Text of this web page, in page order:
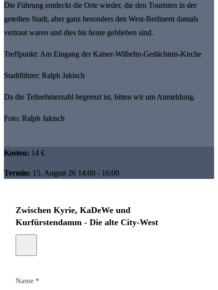
Die Führung entdeckt die Orte wieder, die den Touristen in der
geteilten Stadt, aber ganz besonders den West-Berlinern damals
vertraut waren und dies bis heute geblieben sind.
Treffpunkt: Am Eingang der Kaiser-Wilhelm-Gedächtnis-Kirche
Stadtführer: Ralph Jakisch
Da die Teilnehmerzahl begrenzt ist, bitten wir um Anmeldung.
Foto: Ralph Jakisch
Kosten: 14 €
Termin: 15. August 26 14:00 - 16:00
Zwischen Kyrie, KaDeWe und
Kurfürstendamm - Die alte City-West
Name *